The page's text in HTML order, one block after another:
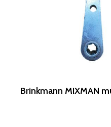
Leer Más
Brinkmann MIXMAN